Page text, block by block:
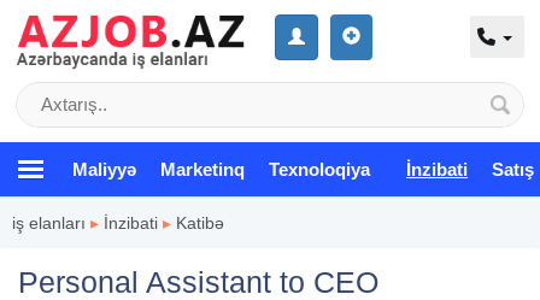
Maliyyə Marketinq Texnoloqiya İnzibati Satış
iş elanları ▸ İnzibati ▸ Katibə
Personal Assistant to CEO